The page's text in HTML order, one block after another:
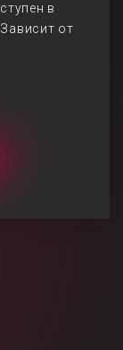
в
от